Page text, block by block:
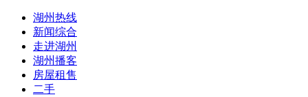
湖州热线
新闻综合
走进湖州
湖州播客
房屋租售
二手